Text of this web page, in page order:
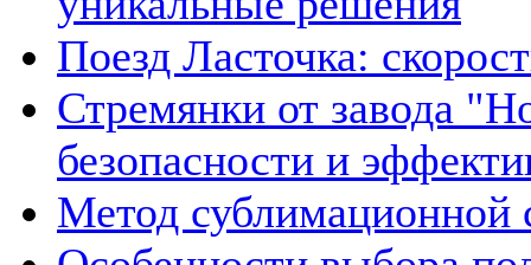
Поезд Ласточка:
Стремянки от завода
безопасности и
Метод сублимационной